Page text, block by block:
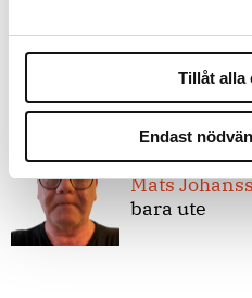
Tillåt alla
Endast
Debatt:Med
kan polisen
15 juni 2026
Mats
bara ute